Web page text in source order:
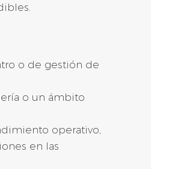
o de gestión de
o un ámbito
operativo,
en las